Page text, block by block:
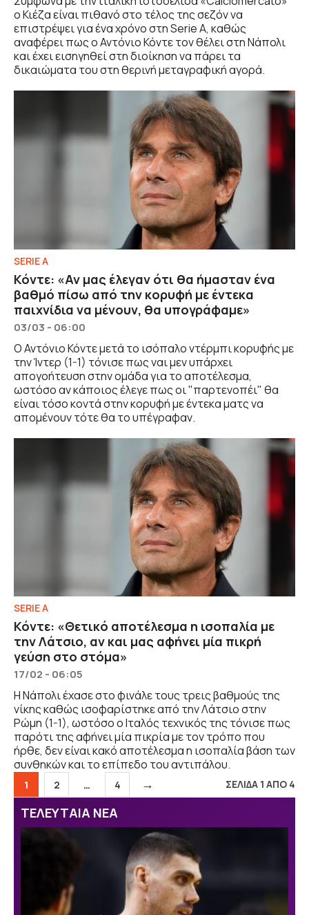
ο Κιέζα είναι πιθανό στο τέλος της σεζόν να
επιστρέψει για ένα χρόνο στη Serie A, καθώς
αναφέρει πως ο Αντόνιο Κόντε τον θέλει στη Νάπολι
και έχει εισηγηθεί στη διοίκηση να πάρει τα
δικαιώματα του στη θερινή μεταγραφική αγορά.
SERIE A
Κόντε: «Αν μας έλεγαν ότι θα ήμασταν ένα
βαθμό πίσω από την κορυφή με έντεκα
παιχνίδια να μένουν, θα υπογράφαμε»
03/03 - 06:00
Ο Αντόνιο Κόντε μετά το ισόπαλο ντέρμπι κορυφής με
την Ίντερ (1-1) τόνισε πως ναι μεν υπάρχει
απογοήτευση στην ομάδα για το αποτέλεσμα,
ωστόσο αν κάποιος έλεγε πως οι "παρτενοπέι" θα
είναι τόσο κοντά στην κορυφή με έντεκα ματς να
απομένουν τότε θα το υπέγραφαν.
SERIE A
Κόντε: «Θετικό αποτέλεσμα η ισοπαλία με
την Λάτσιο, αν και μας αφήνει μία πικρή
γεύση στο στόμα»
17/02 - 06:05
Η Νάπολι έχασε στο φινάλε τους τρεις βαθμούς της
νίκης καθώς ισοφαρίστηκε από την Λάτσιο στην
Ρώμη (1-1), ωστόσο ο Ιταλός τεχνικός της τόνισε πως
παρότι της αφήνει μία πικρία με τον τρόπο που
ήρθε, δεν είναι κακό αποτέλεσμα η ισοπαλία βάση των
συνθηκών και το επίπεδο του αντιπάλου.
Σελίδα
1 Σελίδα
2 … Σελίδα
4 → ΣΕΛΙΔΑ 1 ΑΠΟ 4
ΤΕΛΕΥΤΑΙΑ ΝΕΑ